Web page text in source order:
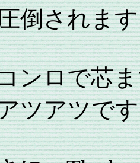
倒されま
ロで芯ま
ツアツで